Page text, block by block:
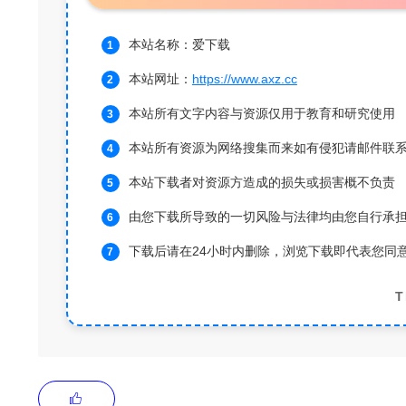
本站名称：爱下载
本站网址： https://www.axz.cc
本站所有文字内容与资源仅用于教育和研究使用
本站所有资源为网络搜集而来如有侵犯请邮件联系
本站下载者对资源方造成的损失或损害概不负责
由您下载所导致的一切风险与法律均由您自行承担
下载后请在24小时内删除，浏览下载即代表您同